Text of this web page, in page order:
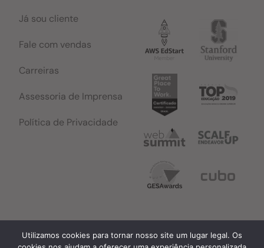
Já sou cliente
Fale com vendas
Carreiras
Assessoria de Imprensa
Política de Privacidade
© Copyright 2026 - Todos os direitos reservados
Utilizamos cookies para tornar nosso site um lugar legal. Os